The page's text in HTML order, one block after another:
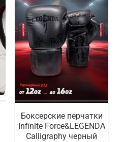
Боксерские перчатки
Infinite Force&LEGENDA
Calligraphy черный